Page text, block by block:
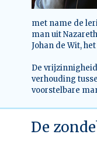
met name de
man uit
Johan de Wit,
De
verhouding
voorstelbare
De